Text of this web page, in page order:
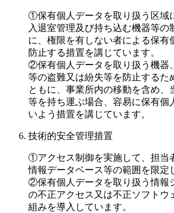
①保有個人データを取り扱う区域
入退室管理及び持ち込む機器等の
に、権限を有しない者による保有
防止する措置を講じています。
②保有個人データを取り扱う機器
等の盗難又は紛失等を防止するた
ともに、事業所内の移動を含め、
等を持ち運ぶ場合、容易に保有個
いよう措置を講じています。
技術的安全管理措置
①アクセス制御を実施して、担当
情報データベース等の範囲を限定
②保有個人データを取り扱う情報
の不正アクセス又は不正ソフトウ
組みを導入しています。